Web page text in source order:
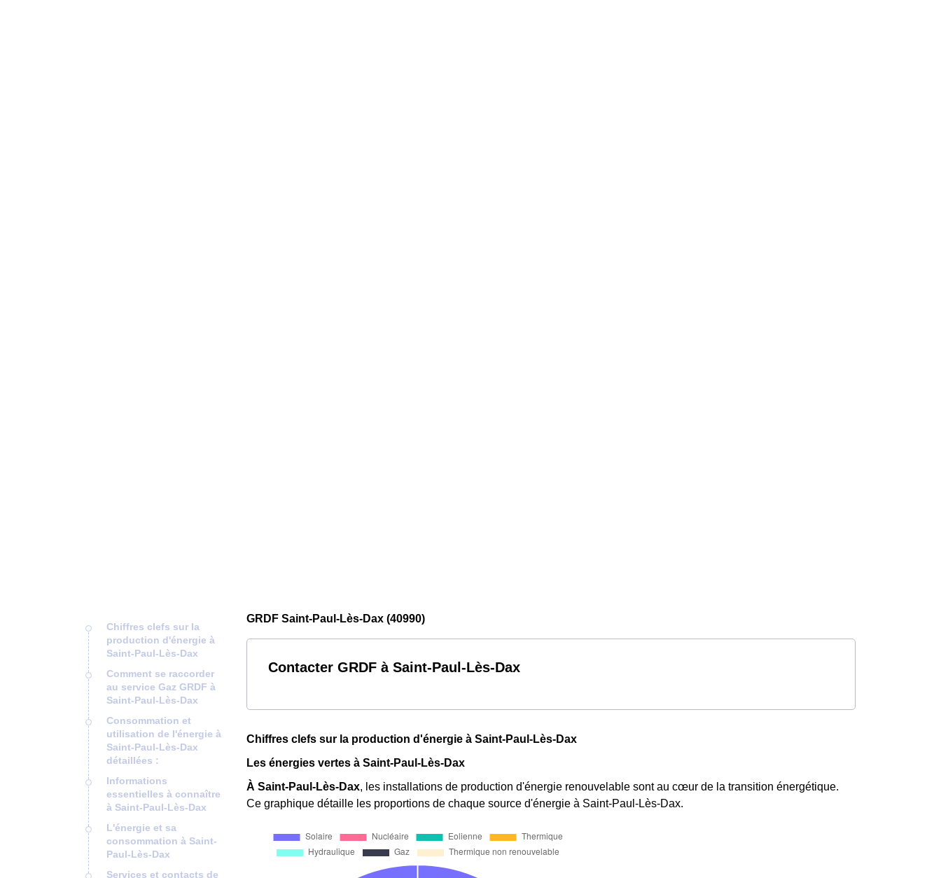
Chiffres clefs sur la
production d'énergie à
Saint-Paul-Lès-Dax
Comment se raccorder
au service Gaz GRDF à
Saint-Paul-Lès-Dax
Consommation et
utilisation de l'énergie à
Saint-Paul-Lès-Dax
détaillées :
Informations
essentielles à connaître
à Saint-Paul-Lès-Dax
L'énergie et sa
consommation à Saint-
Paul-Lès-Dax
Services et contacts de
GRDF Saint-Paul-Lès-Dax (40990)
Contacter GRDF à Saint-Paul-Lès-Dax
Chiffres clefs sur la production d'énergie à Saint-Paul-Lès-Dax
Les énergies vertes à Saint-Paul-Lès-Dax
À Saint-Paul-Lès-Dax, les installations de production d'énergie renouvelable sont au cœur de la transition énergétique.
Ce graphique détaille les proportions de chaque source d'énergie à Saint-Paul-Lès-Dax.